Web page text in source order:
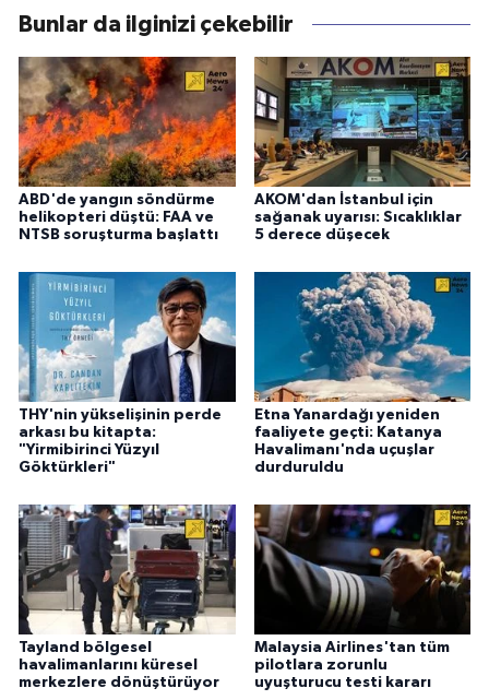
Bunlar da ilginizi çekebilir
ABD'de yangın söndürme
helikopteri düştü: FAA ve
NTSB soruşturma başlattı
AKOM'dan İstanbul için
sağanak uyarısı: Sıcaklıklar
5 derece düşecek
THY'nin yükselişinin perde
arkası bu kitapta:
"Yirmibirinci Yüzyıl
Göktürkleri"
Etna Yanardağı yeniden
faaliyete geçti: Katanya
Havalimanı'nda uçuşlar
durduruldu
Tayland bölgesel
havalimanlarını küresel
merkezlere dönüştürüyor
Malaysia Airlines'tan tüm
pilotlara zorunlu
uyuşturucu testi kararı